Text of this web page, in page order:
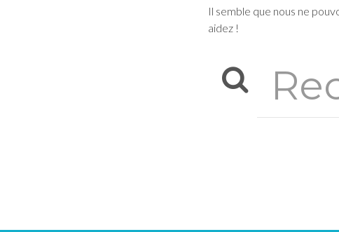
Il semble que nous ne
aidez !